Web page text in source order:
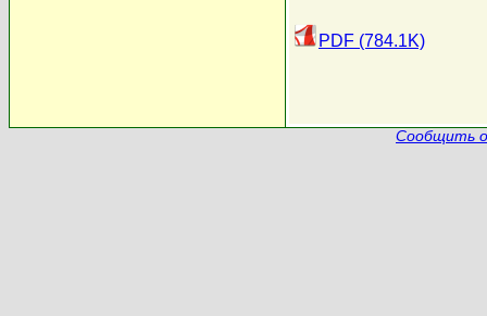
PDF (784.1K)
Сообщить о